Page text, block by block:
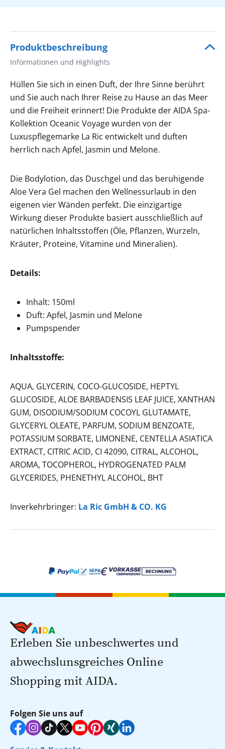
Produktbeschreibung
Informationen und Highlights
Hüllen Sie sich in einen Duft, der Ihre Sinne berührt
und Sie auch nach Ihrer Reise zu Hause an das Meer
und die Freiheit erinnert! Die Produkte der AIDA Spa-
Kollektion Oceanic Voyage wurden von der
Luxuspflegemarke La Ric entwickelt und duften
herrlich nach Apfel, Jasmin und Melone.
Die Bodylotion, das Duschgel und das beruhigende
Aloe Vera Gel machen den Wellnessurlaub in den
eigenen vier Wänden perfekt. Die einzigartige
Wirkung dieser Produkte basiert ausschließlich auf
natürlichen Inhaltsstoffen (Öle, Pflanzen, Wurzeln,
Kräuter, Proteine, Vitamine und Mineralien).
Details:
Inhalt: 150ml
Duft: Apfel, Jasmin und Melone
Pumpspender
Inhaltsstoffe:
AQUA, GLYCERIN, COCO-GLUCOSIDE, HEPTYL
GLUCOSIDE, ALOE BARBADENSIS LEAF JUICE, XANTHAN
GUM, DISODIUM/SODIUM COCOYL GLUTAMATE,
GLYCERYL OLEATE, PARFUM, SODIUM BENZOATE,
POTASSIUM SORBATE, LIMONENE, CENTELLA ASIATICA
EXTRACT, CITRIC ACID, CI 42090, CITRAL, ALCOHOL,
AROMA, TOCOPHEROL, HYDROGENATED PALM
GLYCERIDES, PHENETHYL ALCOHOL, BHT
Inverkehrbringer: La Ric GmbH & CO. KG
Erleben Sie unbeschwertes und
abwechslunsgreiches Online
Shopping mit AIDA.
Folgen Sie uns auf